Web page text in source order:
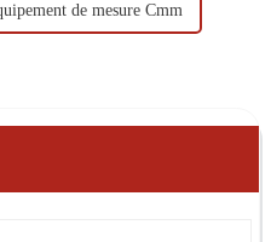
de mesure Cmm